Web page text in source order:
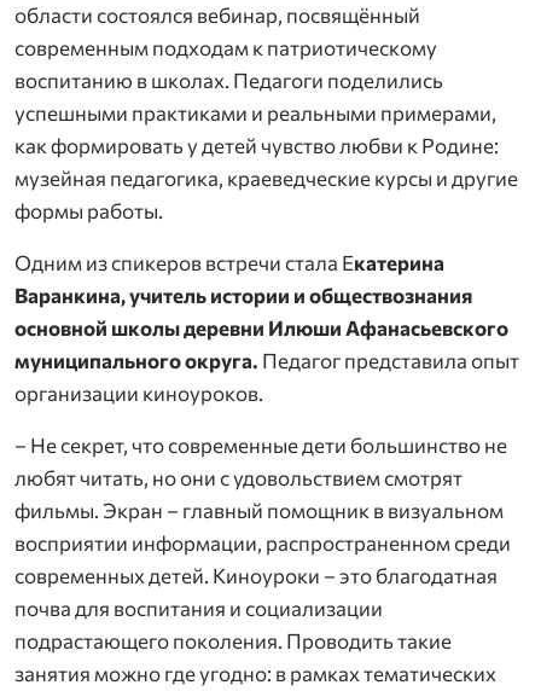
области состоялся вебинар, посвящённый
современным подходам к патриотическому
воспитанию в школах. Педагоги поделились
успешными практиками и реальными примерами,
как формировать у детей чувство любви к Родине:
музейная педагогика, краеведческие курсы и другие
формы работы.
Одним из спикеров встречи стала Екатерина
Варанкина, учитель истории и обществознания
основной школы деревни Илюши Афанасьевского
муниципального округа. Педагог представила опыт
организации киноуроков.
– Не секрет, что современные дети большинство не
любят читать, но они с удовольствием смотрят
фильмы. Экран – главный помощник в визуальном
восприятии информации, распространенном среди
современных детей. Киноуроки – это благодатная
почва для воспитания и социализации
подрастающего поколения. Проводить такие
занятия можно где угодно: в рамках тематических